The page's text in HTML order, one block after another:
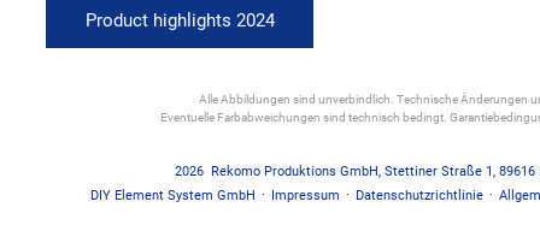
Product highlights 2024
Alle Abbildungen sind unverbindlich. Technische Änderungen
Eventuelle Farbabweichungen sind technisch bedingt.
2026 Rekomo Produktions GmbH, Stettiner Straße 1, 89616
DIY Element System GmbH · Impressum · Datenschutzrichtlinie ·